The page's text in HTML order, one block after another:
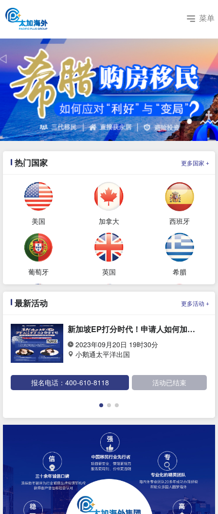
菜单
热门国家 更多国家+
美国 加拿大 西班牙
葡萄牙 英国 希腊
澳大利亚
新加坡 韩国 泰国
阿拉伯联合酋长国 巴拿马 格鲁吉亚
匈牙利
最新活动 更多活动+
新加坡EP打分时代！申请人如何加分&快速获批？
2023年09月20日 19时30分
小鹅通太平洋出国
报名电话：400-610-8118 活动已结束